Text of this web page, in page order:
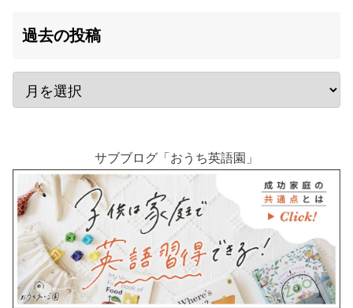
過去の投稿
サブブログ「おうち英語園」